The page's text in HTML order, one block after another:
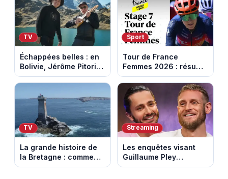
TV
Échappées belles : en
Bolivie, Jérôme Pitorin
découvre un pays où
chaque sommet se
mérite
Sport
Tour de France
Femmes 2026 : résumé
vidéo de la 7e étape
avec l'ascension du
Mont Ventoux
TV
La grande histoire de
la Bretagne : comment
les Bretons ont
Streaming
Les enquêtes visant
Guillaume Pley
poussent Ragnar Le